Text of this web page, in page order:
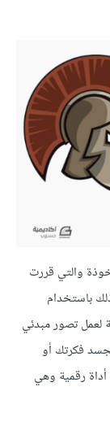
والتي قررت
باستخدام
لعمل تصور مبدئي
فكرتك أو
رقمية وهي